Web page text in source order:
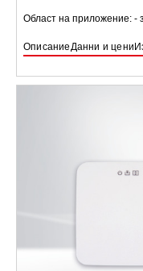
Област на приложение: -
Описание Данни и цени